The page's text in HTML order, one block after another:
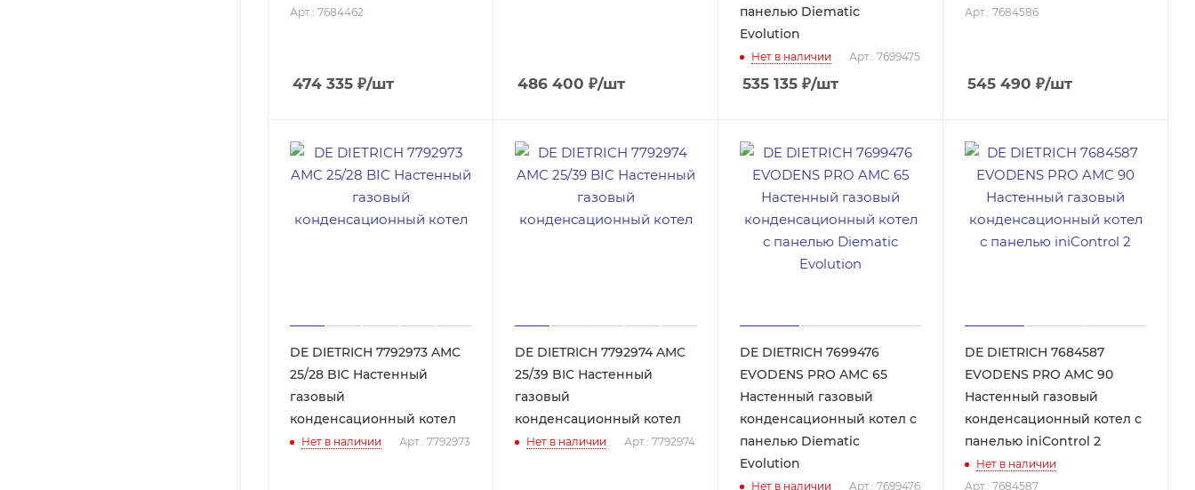
Арт.: 7684462
474 335 ₽/шт 486 400 ₽/шт
панелью Diematic
Evolution
Нет в наличии Арт.: 7699475
535 135 ₽/шт
Арт.: 7684586
545 490 ₽/шт
DE DIETRICH 7792973 AMC
25/28 BIC Настенный
газовый
конденсационный котел
Нет в наличии Арт.: 7792973
DE DIETRICH 7792974 AMC
25/39 BIC Настенный
газовый
конденсационный котел
Нет в наличии Арт.: 7792974
DE DIETRICH 7699476
EVODENS PRO AMC 65
Настенный газовый
конденсационный котел с
панелью Diematic
Evolution
Нет в наличии Арт.: 7699476
DE DIETRICH 7684587
EVODENS PRO AMC 90
Настенный газовый
конденсационный котел с
панелью iniControl 2
Нет в наличии
Арт.: 7684587